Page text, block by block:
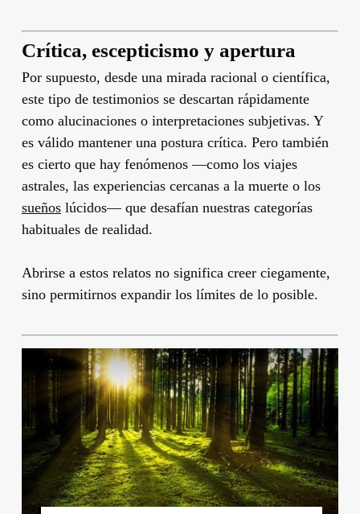
Crítica, escepticismo y apertura
Por supuesto, desde una mirada racional o científica,
este tipo de testimonios se descartan rápidamente
como alucinaciones o interpretaciones subjetivas. Y
es válido mantener una postura crítica. Pero también
es cierto que hay fenómenos —como los viajes
astrales, las experiencias cercanas a la muerte o los
sueñoslúcidos— que desafían nuestras categorías
habituales de realidad.
Abrirse a estos relatos no significa creer ciegamente,
sino permitirnos expandir los límites de lo posible.